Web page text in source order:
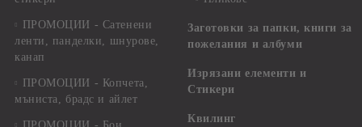
ПРОМОЦИИ - Сатенени
ленти, панделки, шнурове,
канап
ПРОМОЦИИ - Копчета,
мъниста, брадс и айлет
Заготовки за папки, книги за
пожелания и албуми
Изрязани елементи и
Стикери
Квилинг